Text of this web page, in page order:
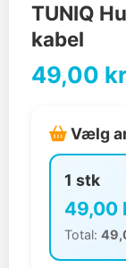
TUNIQ
kabel
49,00 kr
Vælg
1 stk
49,00
Total: